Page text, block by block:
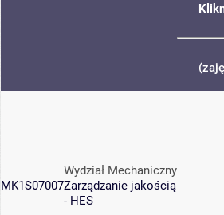
MK1S07007
Wydział Mechaniczny
Zarządzanie jakością
- HES